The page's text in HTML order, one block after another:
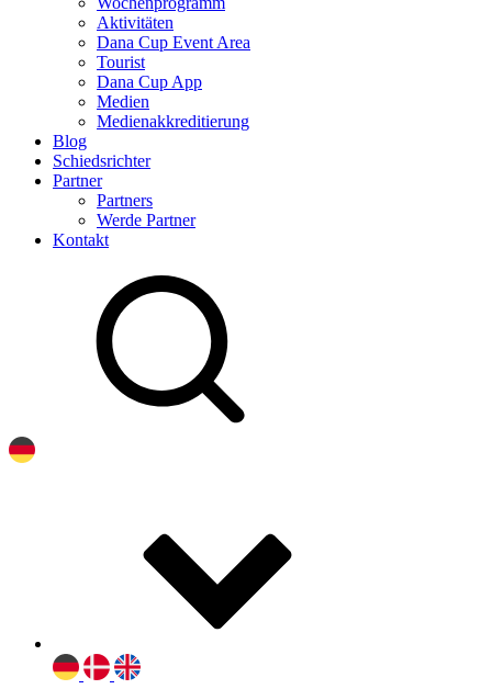
Aktivitäten
Dana Cup Event Area
Tourist
Dana Cup App
Medien
Medienakkreditierung
Blog
Schiedsrichter
Partner
Partners
Werde Partner
Kontakt